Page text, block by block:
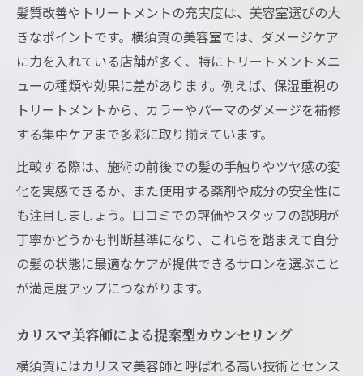
髪質改善やトリートメントの充実度は、美容室選びの大
きなポイントです。横須賀の美容室では、ダメージケア
に力を入れている店舗が多く、特にトリートメントメニ
ューの種類や効果に差があります。例えば、保湿重視の
トリートメントから、カラーやパーマのダメージを補修
する集中ケアまで多彩に取り揃えています。
比較する際は、施術の前後での髪の手触りやツヤ感の変
化を実感できるか、また使用する薬剤や成分の安全性に
も注目しましょう。口コミでの評価やスタッフの説明が
丁寧かどうかも判断基準になり、これらを踏まえて自分
の髪の状態に最適なケアが提供できるサロンを選ぶこと
が満足度アップにつながります。
カリスマ美容師による提案型カウンセリング
横須賀にはカリスマ美容師と呼ばれる高い技術とセンス